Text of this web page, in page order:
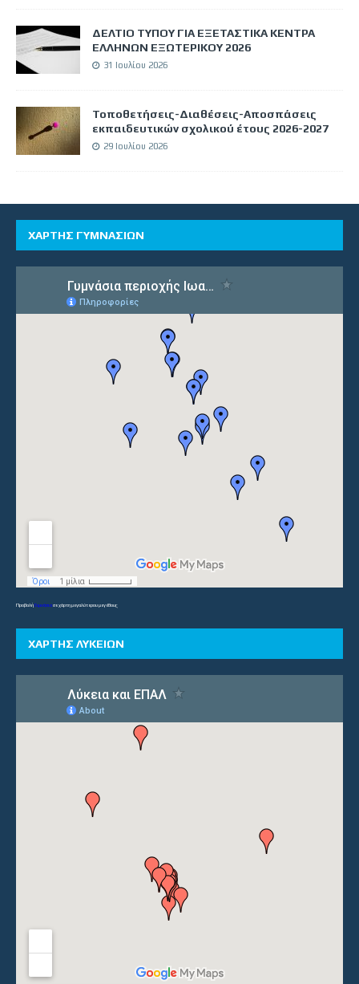
ΔΕΛΤΙΟ ΤΥΠΟΥ ΓΙΑ ΕΞΕΤΑΣΤΙΚΑ ΚΕΝΤΡΑ
ΕΛΛΗΝΩΝ ΕΞΩΤΕΡΙΚΟΥ 2026
31 Ιουλίου 2026
Τοποθετήσεις-Διαθέσεις-Αποσπάσεις
εκπαιδευτικών σχολικού έτους 2026-2027
29 Ιουλίου 2026
ΧΑΡΤΗΣ ΓΥΜΝΑΣΙΩΝ
ΠροβολήΓυμνάσιασε χάρτη μεγαλύτερου μεγέθους
ΧΑΡΤΗΣ ΛΥΚΕΙΩΝ